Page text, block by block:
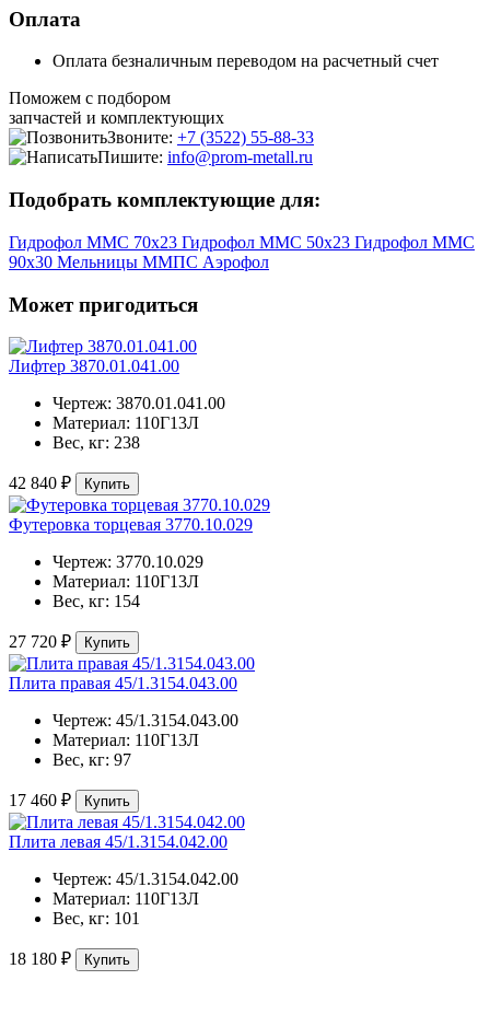
Оплата
Оплата безналичным переводом на расчетный счет
Поможем с подбором
запчастей и комплектующих
Звоните: +7 (3522) 55-88-33
Пишите: info@prom-metall.ru
Подобрать комплектующие для:
Гидрофол ММС 70х23 Гидрофол ММС 50х23 Гидрофол ММС
90х30 Мельницы ММПС Аэрофол
Может пригодиться
Лифтер 3870.01.041.00
Чертеж: 3870.01.041.00
Материал: 110Г13Л
Вес, кг: 238
42 840 ₽ Купить
Футеровка торцевая 3770.10.029
Чертеж: 3770.10.029
Материал: 110Г13Л
Вес, кг: 154
27 720 ₽ Купить
Плита правая 45/1.3154.043.00
Чертеж: 45/1.3154.043.00
Материал: 110Г13Л
Вес, кг: 97
17 460 ₽ Купить
Плита левая 45/1.3154.042.00
Чертеж: 45/1.3154.042.00
Материал: 110Г13Л
Вес, кг: 101
18 180 ₽ Купить